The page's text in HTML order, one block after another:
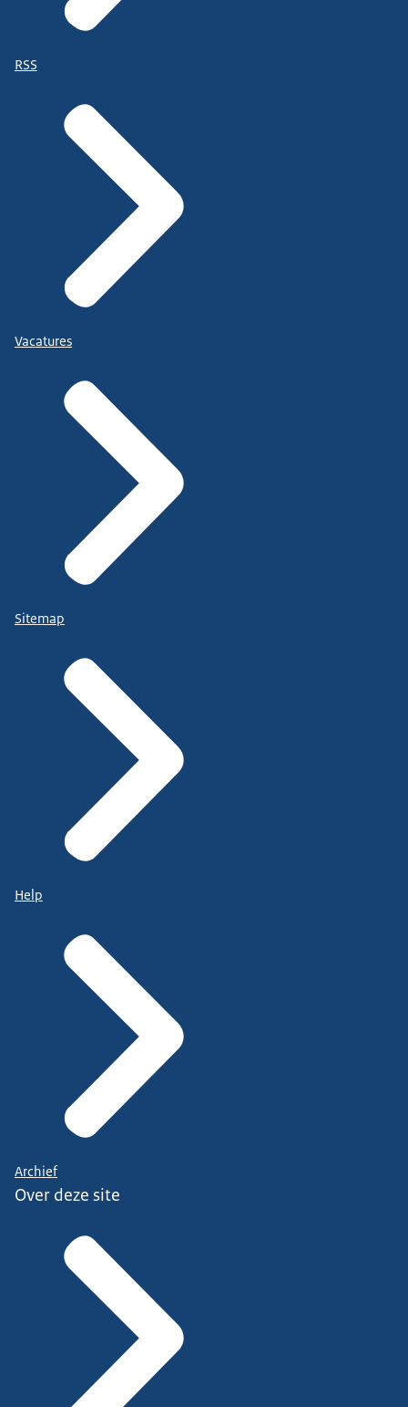
RSS
Vacatures
Sitemap
Help
Archief
Over deze site